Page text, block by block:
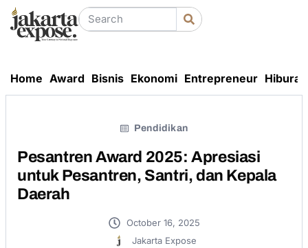
Home Award Bisnis Ekonomi Entrepreneur Hiburan
Pendidikan
Pesantren Award 2025: Apresiasi
untuk Pesantren, Santri, dan Kepala
Daerah
October 16, 2025
Jakarta Expose